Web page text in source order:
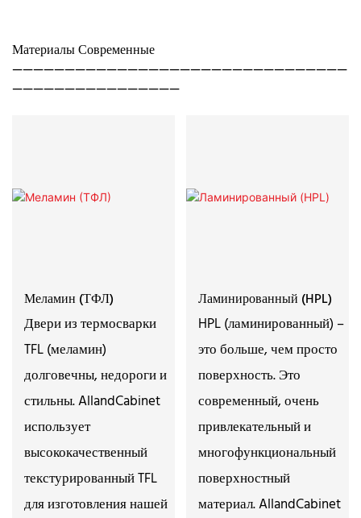
Материалы Современные
————————————————————————————————
————————————————
Меламин (ТФЛ)
Двери из термосварки
TFL (меламин)
долговечны, недороги и
стильны. AllandCabinet
использует
высококачественный
текстурированный TFL
для изготовления нашей
Ламинированный (HPL)
HPL (ламинированный) –
это больше, чем просто
поверхность. Это
современный, очень
привлекательный и
многофункциональный
поверхностный
материал. AllandCabinet